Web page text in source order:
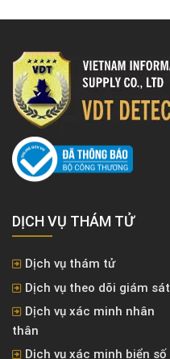
DỊCH VỤ THÁM TỬ
Dịch vụ thám tử
Dịch vụ theo dõi giám sát
Dịch vụ xác minh nhân
thân
Dịch vụ xác minh biển số